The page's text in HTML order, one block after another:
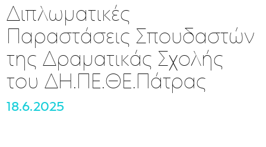
Διπλωματικές
Παραστάσεις Σπουδαστών
της Δραματικάς Σχολής
του ΔΗ.ΠΕ.ΘΕ.Πάτρας
18.6.2025